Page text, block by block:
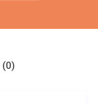
(0)